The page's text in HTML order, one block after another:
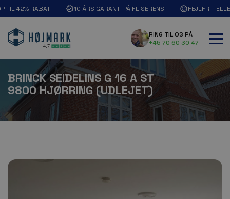
TIL 42% RABAT 10 ÅRS GARANTI PÅ FLISERENS FEJLFRIT
RING TIL OS PÅ
+45 70 60 30 47
BRINCK SEIDELINS G 16 A ST
9800 HJØRRING (UDLEJET)